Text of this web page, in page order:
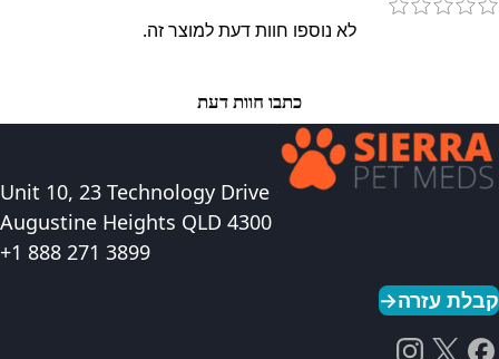
לא נוספו חוות דעת למוצר זה.
כתבו חוות דעת
Unit 10, 23 Technology Drive
Augustine Heights QLD 4300
+1 888 271 3899
קבלת עזרה→